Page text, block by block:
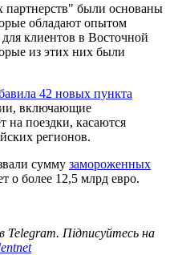
партнерств" были основаны
обладают опытом
клиентов в Восточной
из этих них были
42 новых пункта
включающие
на поездки, касаются
регионов.
сумму замороженных
о более 12,5 млрд евро.
в Telegram. Підписуйтесь на